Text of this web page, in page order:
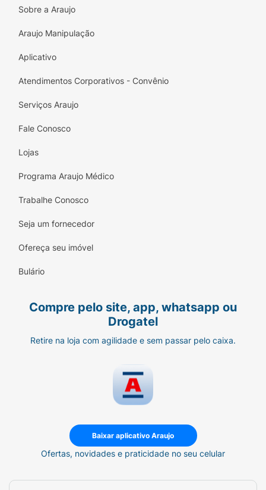
Sobre a Araujo
Araujo Manipulação
Aplicativo
Atendimentos Corporativos - Convênio
Serviços Araujo
Fale Conosco
Lojas
Programa Araujo Médico
Trabalhe Conosco
Seja um fornecedor
Ofereça seu imóvel
Bulário
Compre pelo site, app, whatsapp ou
Drogatel
Retire na loja com agilidade e sem passar pelo caixa.
Baixar aplicativo Araujo
Ofertas, novidades e praticidade no seu celular